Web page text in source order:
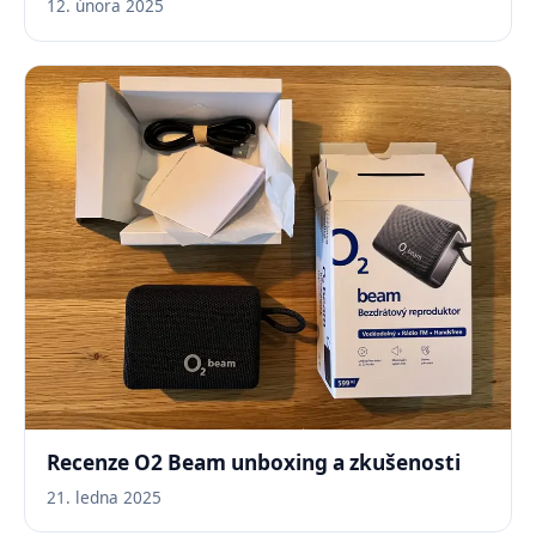
12. února 2025
Recenze O2 Beam unboxing a zkušenosti
21. ledna 2025